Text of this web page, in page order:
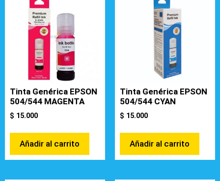
Tinta Genérica EPSON
504/544 MAGENTA
$ 15.000
Añadir al carrito
Tinta Genérica EPSON
504/544 CYAN
$ 15.000
Añadir al carrito